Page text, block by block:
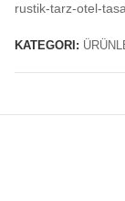
rustik-tarz-otel-
KATEGORI: